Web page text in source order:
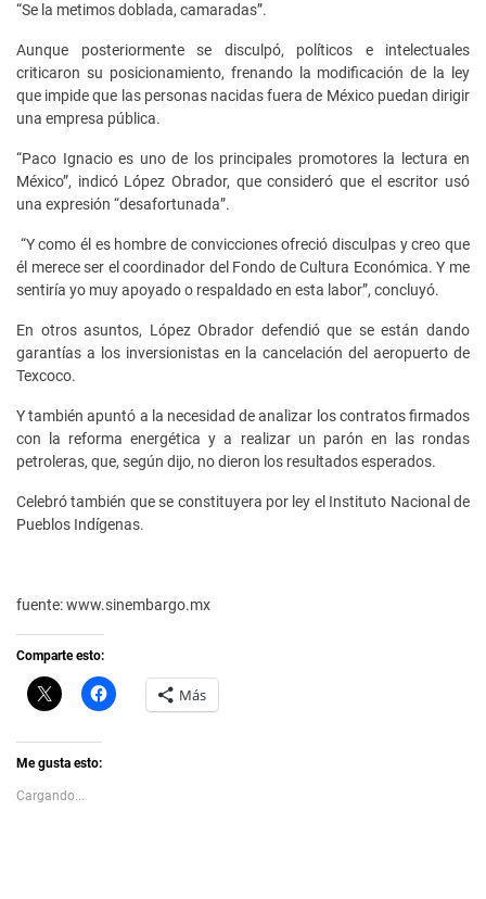
“Se la metimos doblada, camaradas”.
Aunque posteriormente se disculpó, políticos e intelectuales
criticaron su posicionamiento, frenando la modificación de la ley
que impide que las personas nacidas fuera de México puedan dirigir
una empresa pública.
“Paco Ignacio es uno de los principales promotores la lectura en
México”, indicó López Obrador, que consideró que el escritor usó
una expresión “desafortunada”.
“Y como él es hombre de convicciones ofreció disculpas y creo que
él merece ser el coordinador del Fondo de Cultura Económica. Y me
sentiría yo muy apoyado o respaldado en esta labor”, concluyó.
En otros asuntos, López Obrador defendió que se están dando
garantías a los inversionistas en la cancelación del aeropuerto de
Texcoco.
Y también apuntó a la necesidad de analizar los contratos firmados
con la reforma energética y a realizar un parón en las rondas
petroleras, que, según dijo, no dieron los resultados esperados.
Celebró también que se constituyera por ley el Instituto Nacional de
Pueblos Indígenas.
fuente: www.sinembargo.mx
Comparte esto:
C
l
k
t
s
h
H
a Más
Me gusta esto:
Cargando...